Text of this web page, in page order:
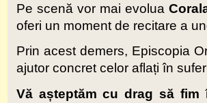
Pe scenă vor mai evolua
oferi un moment de recitare a
Prin acest demers, Episcopia
ajutor concret celor aflați în
Vă așteptăm cu drag să fim